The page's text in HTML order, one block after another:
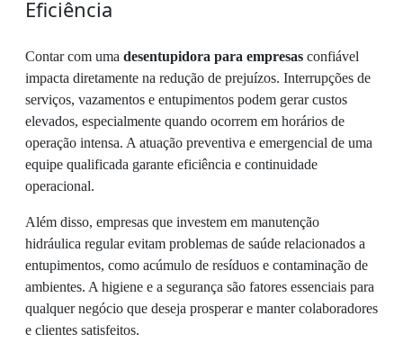
Eficiência
Contar com uma desentupidora para empresas confiável
impacta diretamente na redução de prejuízos. Interrupções de
serviços, vazamentos e entupimentos podem gerar custos
elevados, especialmente quando ocorrem em horários de
operação intensa. A atuação preventiva e emergencial de uma
equipe qualificada garante eficiência e continuidade
operacional.
Além disso, empresas que investem em manutenção
hidráulica regular evitam problemas de saúde relacionados a
entupimentos, como acúmulo de resíduos e contaminação de
ambientes. A higiene e a segurança são fatores essenciais para
qualquer negócio que deseja prosperar e manter colaboradores
e clientes satisfeitos.